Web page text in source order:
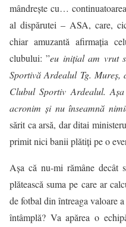
mândrește cu…
al dispărutei – ASA, care,
chiar amuzantă afirmația
clubului: ”eu inițial am vrut
Sportivă Ardealul Tg.
Clubul Sportiv Ardealul.
acronim și nu înseamnă
sărit ca arsă, dar ditai
primit nici banii plătiți pe o
Așa că nu-mi rămâne decât
plătească suma pe care ar
de fotbal din întreaga valoare
întâmplă? Va apărea o